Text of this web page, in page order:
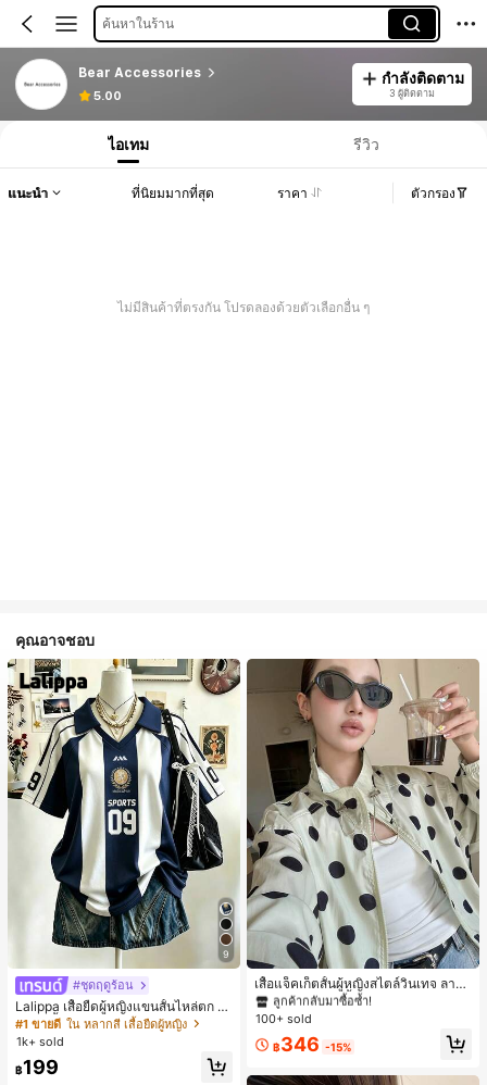
ค้นหาในร้าน
Bear Accessories
5.00
กำลังติดตาม
3 ผู้ติดตาม
ไอเทม รีวิว
แนะนำ ที่นิยมมากที่สุด ราคา ตัวกรอง
ไม่มีสินค้าที่ตรงกัน โปรดลองด้วยตัวเลือกอื่น ๆ
คุณอาจชอบ
9
#ชุดฤดูร้อน
Lalippa เสื้อยืดผู้หญิงแขนสั้นไหล่ตก ค
อวีปกเสื้อ ลายพิมพ์ดิจิทัลลายทาง สไตล์
สปอร์ตแฟชั่นมินิมอล ของขวัญสำหรับเ
พื่อน
#1 ขายดี ใน หลากสี เสื้อยืดผู้หญิง
1k+ sold
฿199
เสื้อแจ็คเก็ตสั้นผู้หญิงสไตล์วินเทจ ลายจุ
ดขนาดใหญ่ คอตั้ง เอวเข้ารูป แขนพอง
ทรงหลวม แฟชั่นอเนกประสงค์ สำหรับใ
#1 ขายดี
ใน กระเป๋า เสื้อคลุมลำลอง
ลูกค้ากลับมาซื้อซ้ำ!
#1 ขายดี ใน กระเป๋า เสื้อคลุมลำลอง
ลูกค้ากลับมาซื้อซ้ำ!
#1 ขายดี ใน กระเป๋า เสื้อคลุมลำลอง
ลูกค้ากลับมาซื้อซ้ำ!
#1 ขายดี ใน กระเป๋า เสื้อคลุมลำลอง
100+ sold
฿346 -15%